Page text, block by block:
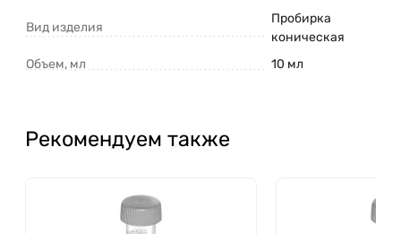
Вид изделия
Пробирка
коническая
Объем, мл
10 мл
Рекомендуем также